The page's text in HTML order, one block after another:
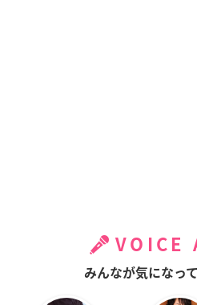
VOICE
みんなが気になっ